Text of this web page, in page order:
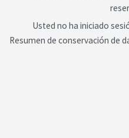
Usted no ha iniciado
Resumen de conservación de